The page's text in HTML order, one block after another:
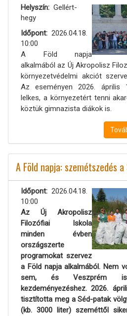
Helyszín
Gellért-
hegy
Időpont
2026.04.18.
10:00
A Föld napja
alkalmából az Új Akropolisz
környezetvédelmi akciót
Az eseményen 2026. április
lelkes, a környezetért tenni
köztük gimnazista diákok is.
A Föld napja: szemétszedés
Időpont
2026.04.18.
10:00
Az Új Akropolisz
Filozófiai Iskola
minden évben
országszerte
programokat szervez
a Föld napja alkalmából. Nem
sem, és Veszprém
kezdeményezéshez. 2026.
tisztította meg a Séd-patak
(kb. 3000 liter) szeméttől